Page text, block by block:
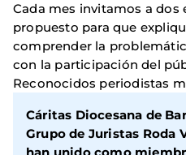
Cada mes invitamos a dos
propuesto para que
comprender la
con la participación del
Reconocidos periodistas
Cáritas Diocesana de
Grupo de Juristas Roda